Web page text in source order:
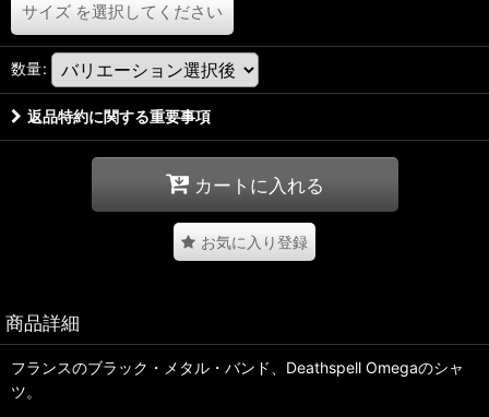
サイズ を選択してください
数量:
返品特約に関する重要事項
カートに入れる
お気に入り登録
商品詳細
フランスのブラック・メタル・バンド、Deathspell Omegaのシャ
ツ。